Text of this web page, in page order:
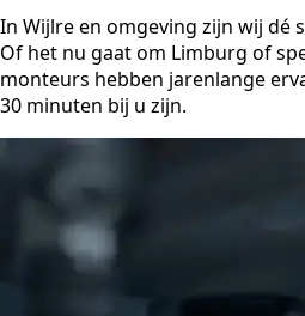
In Wijlre en omgeving zijn wij dé
Of het nu gaat om Limburg of
monteurs hebben jarenlange
30 minuten bij u zijn.